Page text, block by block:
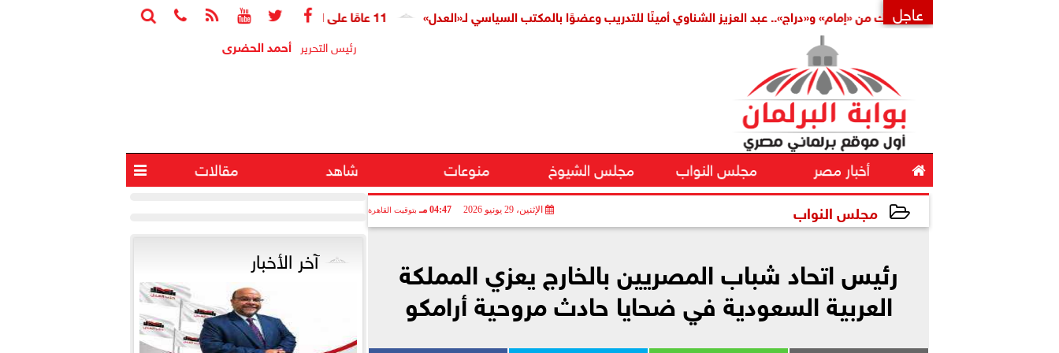





 عاجل 11 عامًا على افتتاح قناة السويس الجديدة.. النائبة مروة قنصوة: رؤية الدولة حولت الممر الملاحي إلى مركز اقتصادي عالمي بتكليف مشترك من «إمام» و«دراج».. عبد العزيز الشناوي أمينًا للتدريب وعضوًا بالمكتب السياسي لـ«العدل»
رئيس التحرير أحمد الحضرى
 أخبار مصر مجلس النواب مجلس الشيوخ منوعات شاهد مقالات 
مجلس النواب الإثنين، 29 يونيو 2026 04:47 مـ بتوقيت القاهرة
رئيس اتحاد شباب المصريين بالخارج يعزي المملكة
العربية السعودية في ضحايا حادث مروحية أرامكو
آخر الأخبار